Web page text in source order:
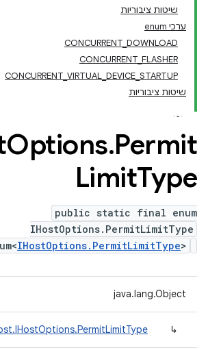
שיטות ציבוריות
ערכי enum
CONCURRENT DOWNLOAD
CONCURRENT FLASHER
CONCURRENT VIRTUAL DEVICE STARTUP
שיטות ציבוריות
Options.Permit
LimitType
public static final enum
IHostOptions.PermitLimitType
IHostOptions.PermitLimitType>
java.lang.Object
↳